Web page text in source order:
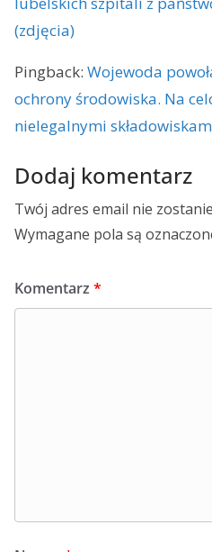
(zdjęcia)
Pingback: Wojewoda
ochrony środowiska. Na
nielegalnymi
Dodaj komentarz
Twój adres email nie
Wymagane pola są
Komentarz *